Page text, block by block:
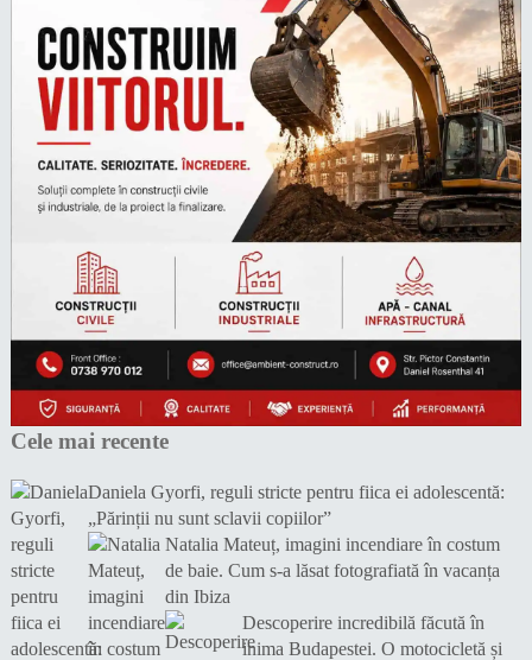
Cele mai recente
Daniela Gyorfi, reguli stricte pentru fiica ei adolescentă:
„Părinții nu sunt sclavii copiilor”
Natalia Mateuț, imagini incendiare în costum
de baie. Cum s-a lăsat fotografiată în vacanța
din Ibiza
Descoperire incredibilă făcută în
inima Budapestei. O motocicletă și